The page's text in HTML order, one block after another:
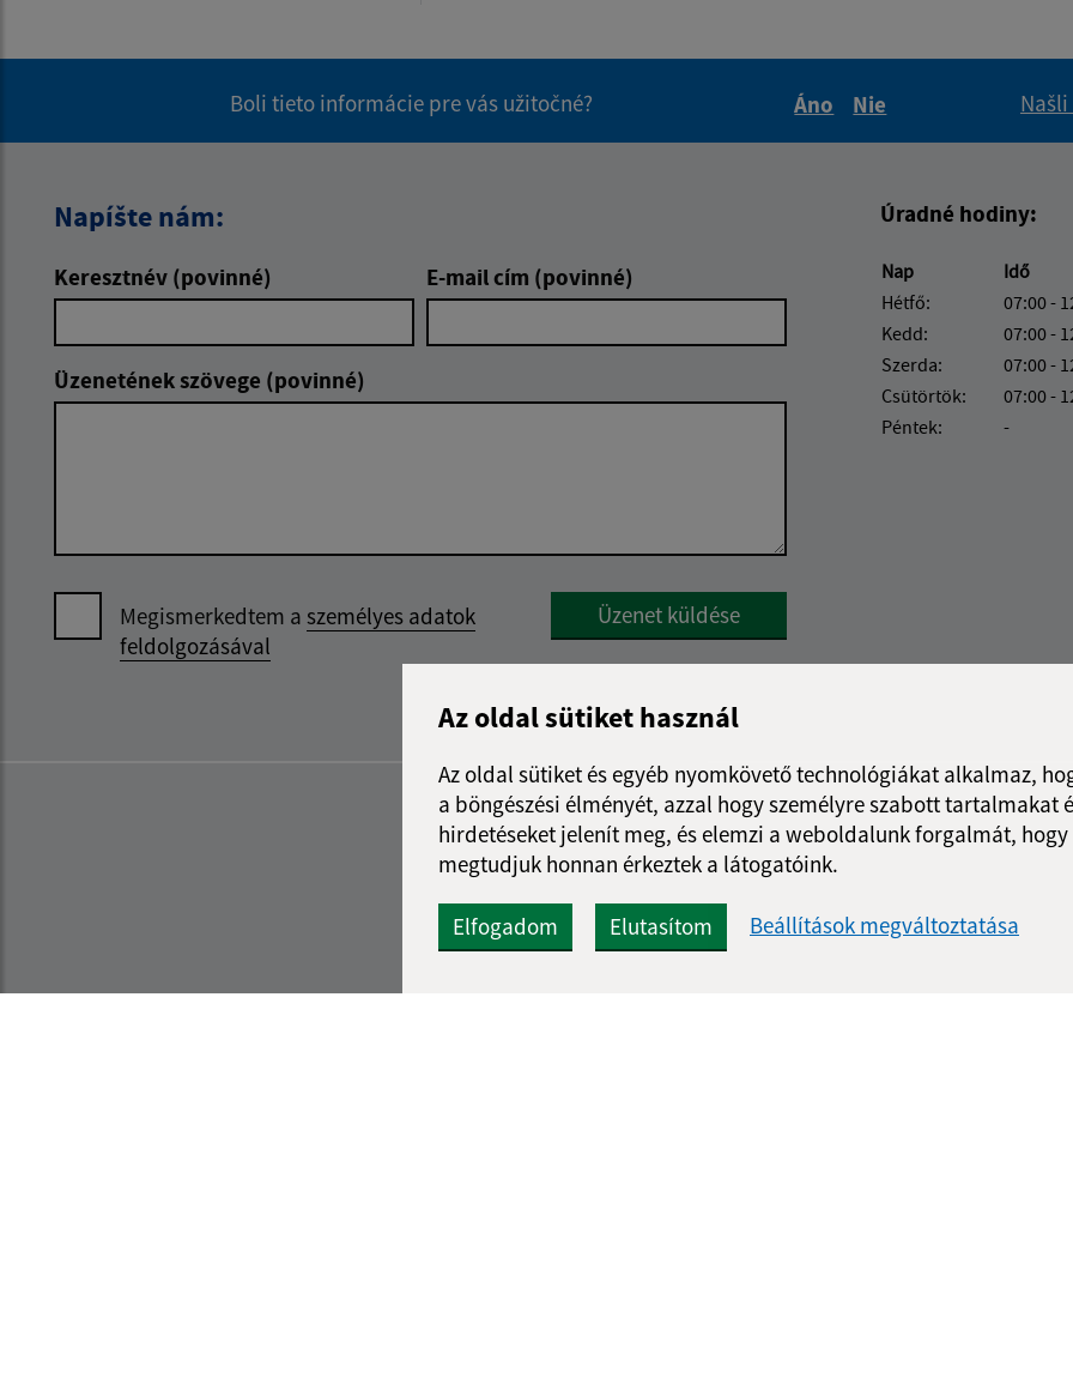
Az oldal sütiket használ
Az oldal sütiket és egyéb nyomkövető technológiákat alkalmaz,
a böngészési élményét, azzal hogy személyre szabott tartalmakat
hirdetéseket jelenít meg, és elemzi a weboldalunk forgalmát, hogy
megtudjuk honnan érkeztek a látogatóink.
Elfogadom Elutasítom Beállítások megváltoztatása
Boli tieto informácie pre vás užitočné?
Áno
Nie
Napíšte nám:
Keresztnév (povinné) E-mail cím (povinné)
Üzenetének szövege (povinné)
Megismerkedtem a személyes adatok
feldolgozásával
Google reCaptcha Response
Üzenet küldése
Úradné hodiny:
Nap
Idő
Hétfő:
07:00 -
Kedd:
07:00 -
Szerda:
07:00 -
Csütörtök:
07:00 -
Péntek:
-